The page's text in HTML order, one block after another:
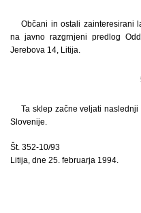
Občani in ostali zainteresirani
na javno razgrnjeni predlog
Jerebova 14, Litija.
Ta sklep začne veljati
Slovenije.
Št. 352-10/93
Litija, dne 25. februarja 1994.